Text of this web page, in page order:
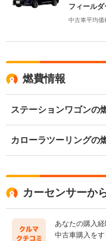
フィール
中古車平均価
燃費情報
ステーションワゴンの
カローラツーリングの
カーセンサーか
あなたの購入
中古車購入をす